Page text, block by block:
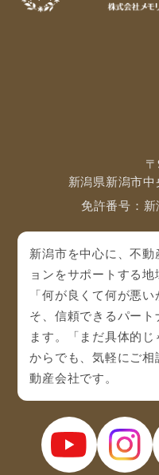
新潟県新潟市中
免許番号：
新潟市を中心に、不
ョンをサポートする地
「何が良くて何が悪
そ、信頼できるパー
ます。「まだ具体的
からでも、気軽にご
動産会社です。